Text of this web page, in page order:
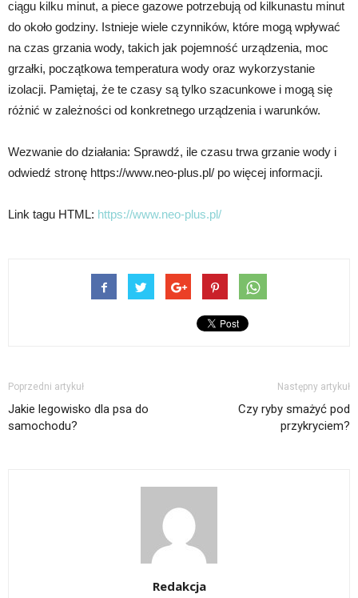
ciągu kilku minut, a piece gazowe potrzebują od kilkunastu minut
do około godziny. Istnieje wiele czynników, które mogą wpływać
na czas grzania wody, takich jak pojemność urządzenia, moc
grzałki, początkowa temperatura wody oraz wykorzystanie
izolacji. Pamiętaj, że te czasy są tylko szacunkowe i mogą się
różnić w zależności od konkretnego urządzenia i warunków.
Wezwanie do działania: Sprawdź, ile czasu trwa grzanie wody i
odwiedź stronę https://www.neo-plus.pl/ po więcej informacji.
Link tagu HTML: https://www.neo-plus.pl/
Poprzedni artykuł
Jakie legowisko dla psa do
samochodu?
Następny artykuł
Czy ryby smażyć pod
przykryciem?
Redakcja